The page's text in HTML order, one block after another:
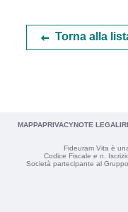
Torna alla
MAPPAPRIVACYNOTE LEGALI
Fideuram Vita è
Codice Fiscale e n.
Società partecipante al